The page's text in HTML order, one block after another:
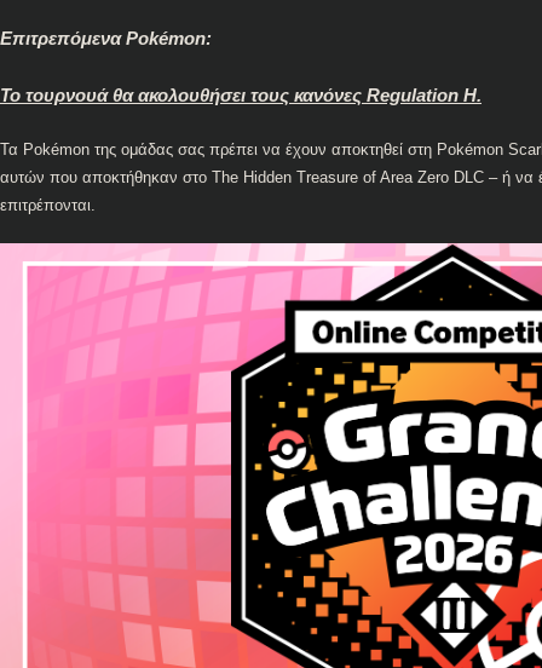
Επιτρεπόμενα Pokémon:
Το τουρνουά θα ακολουθήσει τους κανόνες Regulation H.
Τα Pokémon της ομάδας σας πρέπει να έχουν αποκτηθεί στη Pokémon
αυτών που αποκτήθηκαν στο The Hidden Treasure of Area Zero DLC – ή να
επιτρέπονται.